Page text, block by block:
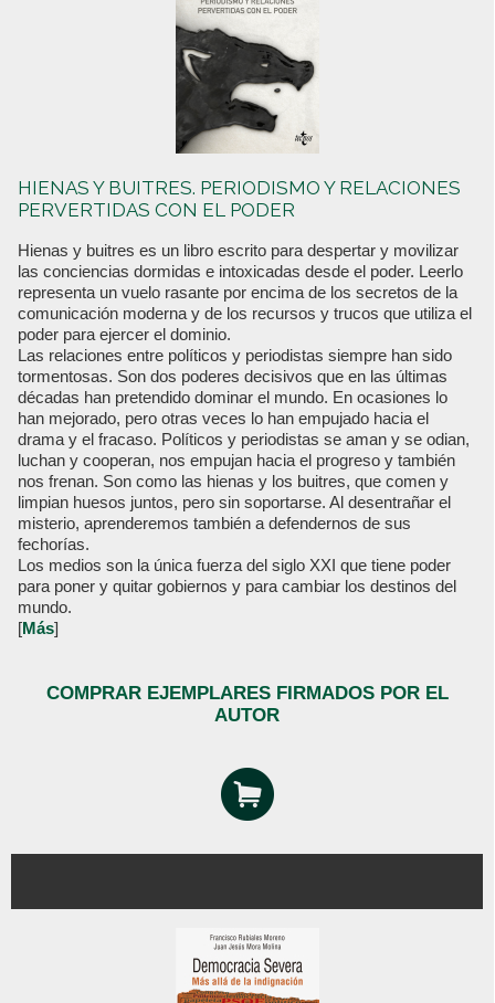
HIENAS Y BUITRES. PERIODISMO Y RELACIONES
PERVERTIDAS CON EL PODER
Hienas y buitres es un libro escrito para despertar y movilizar
las conciencias dormidas e intoxicadas desde el poder. Leerlo
representa un vuelo rasante por encima de los secretos de la
comunicación moderna y de los recursos y trucos que utiliza el
poder para ejercer el dominio.
Las relaciones entre políticos y periodistas siempre han sido
tormentosas. Son dos poderes decisivos que en las últimas
décadas han pretendido dominar el mundo. En ocasiones lo
han mejorado, pero otras veces lo han empujado hacia el
drama y el fracaso. Políticos y periodistas se aman y se odian,
luchan y cooperan, nos empujan hacia el progreso y también
nos frenan. Son como las hienas y los buitres, que comen y
limpian huesos juntos, pero sin soportarse. Al desentrañar el
misterio, aprenderemos también a defendernos de sus
fechorías.
Los medios son la única fuerza del siglo XXI que tiene poder
para poner y quitar gobiernos y para cambiar los destinos del
mundo.
[Más]
COMPRAR EJEMPLARES FIRMADOS POR EL
AUTOR